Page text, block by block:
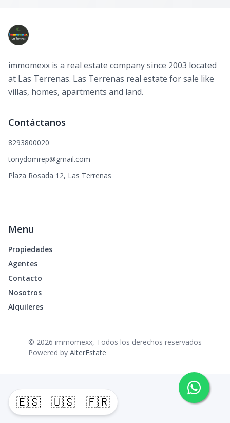
🇪🇸 🇺🇸 🇫🇷
immomexx is a real estate company since 2003 located
at Las Terrenas. Las Terrenas real estate for sale like
villas, homes, apartments and land.
Contáctanos
8293800020
tonydomrep@gmail.com
Plaza Rosada 12, Las Terrenas
Menu
Propiedades
Agentes
Contacto
Nosotros
Alquileres
© 2026 immomexx, Todos los derechos reservados
Powered by AlterEstate